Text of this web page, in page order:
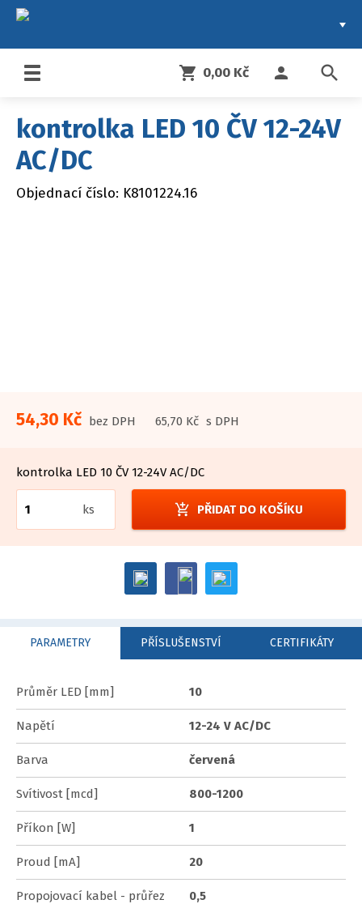
Toggle
search
person
shopping_cart 0,00 Kč
kontrolka LED 10 ČV 12-24V
AC/DC
Objednací číslo: K8101224.16
54,30 Kč bez DPH 65,70 Kč s DPH
kontrolka LED 10 ČV 12-24V AC/DC
ks add_shopping_cart PŘIDAT DO KOŠÍKU
PARAMETRY PŘÍSLUŠENSTVÍ CERTIFIKÁTY
Průměr LED [mm] 10
Napětí 12-24 V AC/DC
Barva červená
Svítivost [mcd] 800-1200
Příkon [W] 1
Proud [mA] 20
Propojovací kabel - průřez
0,5